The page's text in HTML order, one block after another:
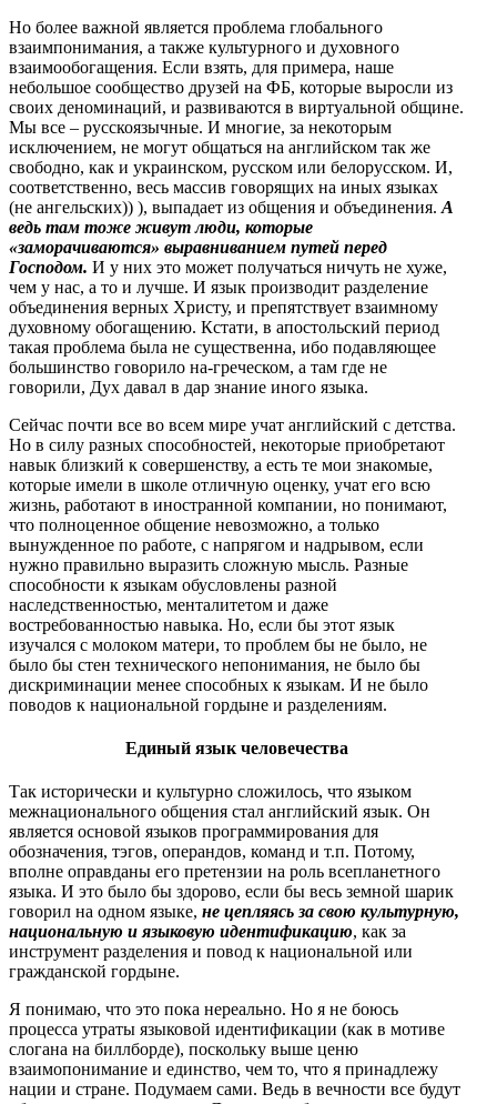
Но более важной является проблема глобального
взаимпонимания, а также культурного и духовного
взаимообогащения. Если взять, для примера, наше
небольшое сообщество друзей на ФБ, которые выросли из
своих деноминаций, и развиваются в виртуальной общине.
Мы все – русскоязычные. И многие, за некоторым
исключением, не могут общаться на английском так же
свободно, как и украинском, русском или белорусском. И,
соответственно, весь массив говорящих на иных языках
(не ангельских)) ), выпадает из общения и объединения. А
ведь там тоже живут люди, которые
«заморачиваются» выравниванием путей перед
Господом. И у них это может получаться ничуть не хуже,
чем у нас, а то и лучше. И язык производит разделение
объединения верных Христу, и препятствует взаимному
духовному обогащению. Кстати, в апостольский период
такая проблема была не существенна, ибо подавляющее
большинство говорило на-греческом, а там где не
говорили, Дух давал в дар знание иного языка.
Сейчас почти все во всем мире учат английский с детства.
Но в силу разных способностей, некоторые приобретают
навык близкий к совершенству, а есть те мои знакомые,
которые имели в школе отличную оценку, учат его всю
жизнь, работают в иностранной компании, но понимают,
что полноценное общение невозможно, а только
вынужденное по работе, с напрягом и надрывом, если
нужно правильно выразить сложную мысль. Разные
способности к языкам обусловлены разной
наследственностью, менталитетом и даже
востребованностью навыка. Но, если бы этот язык
изучался с молоком матери, то проблем бы не было, не
было бы стен технического непонимания, не было бы
дискриминации менее способных к языкам. И не было
поводов к национальной гордыне и разделениям.
Единый язык человечества
Так исторически и культурно сложилось, что языком
межнационального общения стал английский язык. Он
является основой языков программирования для
обозначения, тэгов, операндов, команд и т.п. Потому,
вполне оправданы его претензии на роль всепланетного
языка. И это было бы здорово, если бы весь земной шарик
говорил на одном языке, не цепляясь за свою культурную,
национальную и языковую идентификацию, как за
инструмент разделения и повод к национальной или
гражданской гордыне.
Я понимаю, что это пока нереально. Но я не боюсь
процесса утраты языковой идентификации (как в мотиве
слогана на биллборде), поскольку выше ценю
взаимопонимание и единство, чем то, что я принадлежу
нации и стране. Подумаем сами. Ведь в вечности все будут